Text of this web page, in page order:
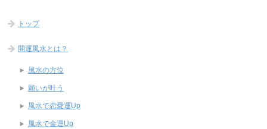
トップ
開運風水とは？
風水の方位
願いが叶う
風水で恋愛運Up
風水で金運Up